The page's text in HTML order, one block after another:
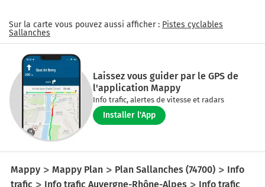
Sur la carte vous pouvez aussi afficher : Pistes cyclables
Sallanches
Laissez vous guider par le GPS de
l'application Mappy
Info trafic, alertes de vitesse et radars
Installer l'App
Mappy Mappy Plan Plan Sallanches (74700)
Info
trafic
Info trafic Auvergne-Rhône-Alpes
Info trafic